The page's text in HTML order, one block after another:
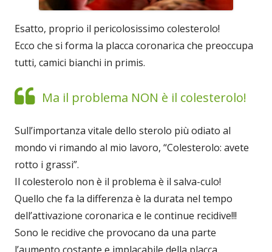
Esatto, proprio il pericolosissimo colesterolo!
Ecco che si forma la placca coronarica che preoccupa
tutti, camici bianchi in primis.
Ma il problema NON è il colesterolo!
Sull’importanza vitale dello sterolo più odiato al
mondo vi rimando al mio lavoro, “Colesterolo: avete
rotto i grassi”.
Il colesterolo non è il problema è il salva-culo!
Quello che fa la differenza è la durata nel tempo
dell’attivazione coronarica e le continue recidive!!!
Sono le recidive che provocano da una parte